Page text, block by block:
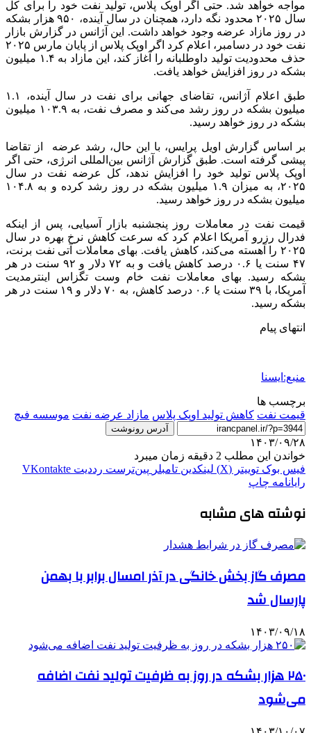
مواجه خواهد شد. حتی اگر اوپک پلاس، تولید نفت خود را برای کل
سال ۲۰۲۵ محدود نگه دارد، همچنان در سال آینده، ۹۵۰ هزار بشکه
در روز مازاد عرضه وجود خواهد داشت. این آژانس در گزارش بازار
نفت خود در دسامبر، اعلام کرد اگر اوپک پلاس از پایان مارس ۲۰۲۵
حذف محدودیت تولید داوطلبانه را آغاز کند، این مازاد به ۱.۴ میلیون
بشکه در روز افزایش خواهد یافت.
طبق اعلام آژانس، تقاضای جهانی برای نفت در سال آینده، ۱.۱
میلیون بشکه در روز رشد می‌کند و مصرف نفت، به ۱۰۳.۹ میلیون
بشکه در روز خواهد رسید.
بر اساس گزارش اویل پرایس، با این حال، رشد عرضه از تقاضا
پیشی گرفته است. طبق گزارش آژانس بین‌المللی انرژی، حتی اگر
اوپک پلاس تولید خود را افزایش ندهد، کل عرضه نفت در سال
۲۰۲۵، به میزان ۱.۹ میلیون بشکه در روز رشد کرده و به ۱۰۴.۸
میلیون بشکه در روز خواهد رسید.
قیمت نفت در معاملات روز پنجشنبه بازار آسیایی، پس از اینکه
فدرال رزرو آمریکا اعلام کرد که سرعت کاهش نرخ بهره در سال
۲۰۲۵ را آهسته می‌کند، کاهش یافت. بهای معاملات آتی نفت برنت،
۴۷ سنت یا ۰.۶ درصد کاهش یافت و به ۷۲ دلار و ۹۲ سنت در هر
بشکه رسید. بهای معاملات نفت خام وست تگزاس اینترمدیت
آمریکا، با ۳۹ سنت یا ۰.۶ درصد کاهش، به ۷۰ دلار و ۱۹ سنت در هر
بشکه رسید.
انتهای پیام
منبع:ایسنا
برچسب ها
قيمت نفت کاهش تولید اوپک پلاس مازاد عرضه نفت موسسه فیچ
آدرس رونوشت
۱۴۰۳/۰۹/۲۸
خواندن این مطلب 2 دقیقه زمان میبرد
فیس بوک توییتر (X) لینکدین ‫تامبلر ‫پین‌ترست ‫رددیت ‫VKontakte
رایانامه چاپ
نوشته های مشابه
مصرف گاز بخش خانگی در آذر امسال برابر با بهمن
پارسال شد
۱۴۰۳/۰۹/۱۸
۲۵۰ هزار بشکه در روز به ظرفیت تولید نفت اضافه
می‌شود